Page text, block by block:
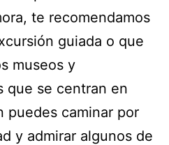
te recomendamos
guiada o que
museos y
que se centran en
puedes caminar por
y admirar algunos de